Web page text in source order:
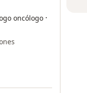
oncólogo ·